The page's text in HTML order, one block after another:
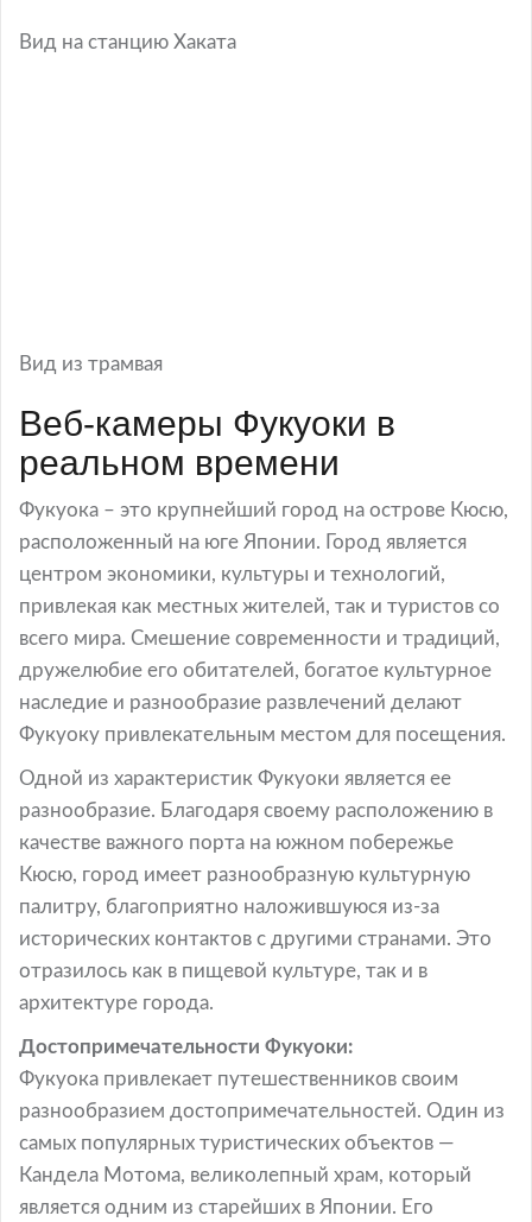
Вид на станцию Хаката
Вид из трамвая
Веб-камеры Фукуоки в
реальном времени
Фукуока – это крупнейший город на острове Кюсю,
расположенный на юге Японии. Город является
центром экономики, культуры и технологий,
привлекая как местных жителей, так и туристов со
всего мира. Смешение современности и традиций,
дружелюбие его обитателей, богатое культурное
наследие и разнообразие развлечений делают
Фукуоку привлекательным местом для посещения.
Одной из характеристик Фукуоки является ее
разнообразие. Благодаря своему расположению в
качестве важного порта на южном побережье
Кюсю, город имеет разнообразную культурную
палитру, благоприятно наложившуюся из-за
исторических контактов с другими странами. Это
отразилось как в пищевой культуре, так и в
архитектуре города.
Достопримечательности Фукуоки:
Фукуока привлекает путешественников своим
разнообразием достопримечательностей. Один из
самых популярных туристических объектов —
Кандела Мотома, великолепный храм, который
является одним из старейших в Японии. Его